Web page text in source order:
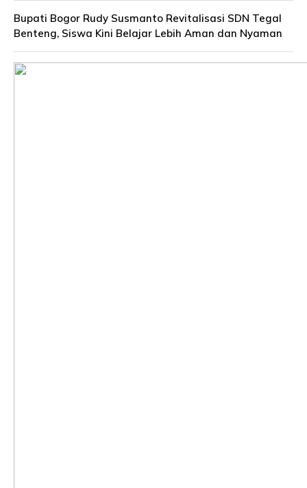
Bupati Bogor Rudy Susmanto Revitalisasi SDN Tegal
Benteng, Siswa Kini Belajar Lebih Aman dan Nyaman